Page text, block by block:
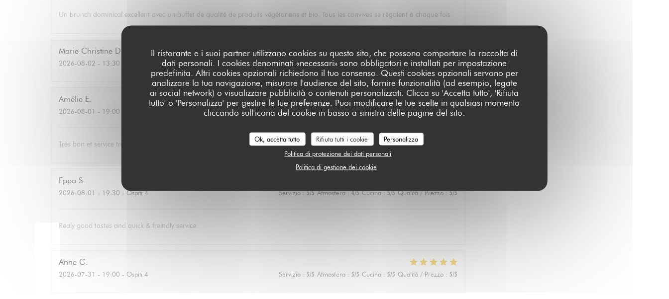
Il ristorante e i suoi partner utilizzano cookies su questo sito, che possono comportare la raccolta di
dati personali. I cookies denominati «necessari» sono obbligatori e installati per impostazione
predefinita. Altri cookies opzionali richiedono il tuo consenso. Questi cookies opzionali servono per
analizzare la tua navigazione, misurare l'audience del sito, fornire funzionalità (ad esempio, legate
ai social network) o visualizzare pubblicità o contenuti personalizzati. Clicca su 'Accetta tutto', 'Rifiuta
tutto' o 'Personalizza' per gestire le tue preferenze. Puoi modificare le tue scelte in qualsiasi momento
cliccando sull'icona del cookie in basso a sinistra delle pagine del sito.
Ok, accetta tutto Rifiuta tutti i cookie
Personalizza
Politica di protezione dei dati personali
Politica di gestione dei cookie
Un brunch dominical excellent avec un buffet de qualité de produits végétariens et bio. Tous les convives se régalent à chaque fois.
Marie Christine D
2026-08-02 - 13:30 - Ospiti 2 Servizio: 5/5 Atmosfera: 4/5 Cucina: 5/5 Qualità / Prezzo : 4/5
Amélie E
2026-08-01 - 19:00 - Ospiti 3 Servizio: 5/5 Atmosfera: 5/5 Cucina: 5/5 Qualità / Prezzo: 5/5
Très bon et service très agréable. Même mon père (qui rechigne un peu sur le vegan) a adoré les lasagnes !
Eppo S
2026-08-01 - 19:30 - Ospiti 4 Servizio: 5/5 Atmosfera: 4/5 Cucina: 5/5 Qualità / Prezzo: 5/5
Realy good tastes and quick & freindly service.
Anne G
2026-07-31 - 19:00 - Ospiti 4 Servizio: 5/5 Atmosfera: 5/5 Cucina: 5/5 Qualità / Prezzo: 5/5